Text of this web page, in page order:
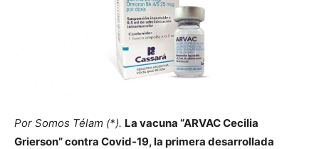
Por Somos Télam (*). La vacuna “ARVAC Cecilia
Grierson” contra Covid-19, la primera desarrollada